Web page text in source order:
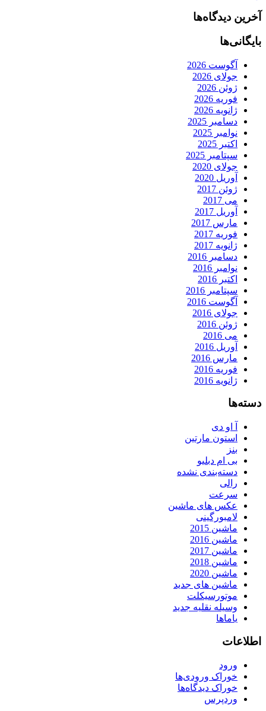
آخرین دیدگاه‌ها
بایگانی‌ها
آگوست 2026
جولای 2026
ژوئن 2026
فوریه 2026
ژانویه 2026
دسامبر 2025
نوامبر 2025
اکتبر 2025
سپتامبر 2025
جولای 2020
آوریل 2020
ژوئن 2017
می 2017
آوریل 2017
مارس 2017
فوریه 2017
ژانویه 2017
دسامبر 2016
نوامبر 2016
اکتبر 2016
سپتامبر 2016
آگوست 2016
جولای 2016
ژوئن 2016
می 2016
آوریل 2016
مارس 2016
فوریه 2016
ژانویه 2016
دسته‌ها
آ او دی
استون مارتین
بنز
بی ام دبلیو
دسته‌بندی نشده
رالی
سرعت
عکس های ماشین
لامبورگینی
ماشین 2015
ماشین 2016
ماشین 2017
ماشین 2018
ماشین 2020
ماشین های جدید
موتورسیکلت
وسیله نقلیه جدید
یاماها
اطلاعات
ورود
خوراک ورودی‌ها
خوراک دیدگاه‌ها
وردپرس